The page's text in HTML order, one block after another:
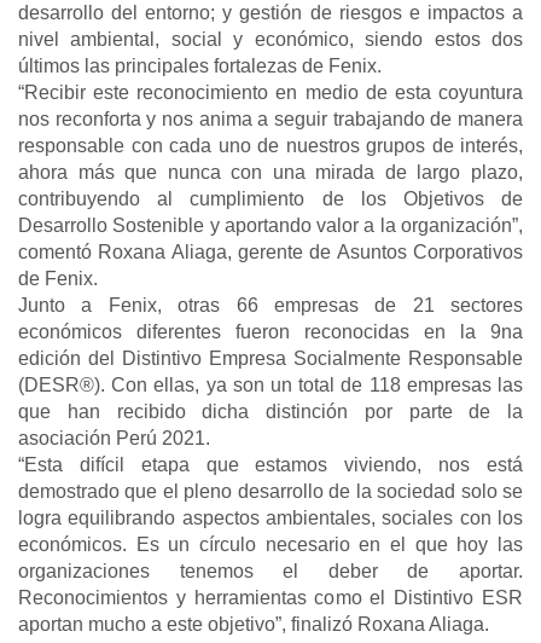
desarrollo del entorno; y gestión de riesgos e impactos a
nivel ambiental, social y económico, siendo estos dos
últimos las principales fortalezas de Fenix.
“Recibir este reconocimiento en medio de esta coyuntura
nos reconforta y nos anima a seguir trabajando de manera
responsable con cada uno de nuestros grupos de interés,
ahora más que nunca con una mirada de largo plazo,
contribuyendo al cumplimiento de los Objetivos de
Desarrollo Sostenible y aportando valor a la organización”,
comentó Roxana Aliaga, gerente de Asuntos Corporativos
de Fenix.
Junto a Fenix, otras 66 empresas de 21 sectores
económicos diferentes fueron reconocidas en la 9na
edición del Distintivo Empresa Socialmente Responsable
(DESR®). Con ellas, ya son un total de 118 empresas las
que han recibido dicha distinción por parte de la
asociación Perú 2021.
“Esta difícil etapa que estamos viviendo, nos está
demostrado que el pleno desarrollo de la sociedad solo se
logra equilibrando aspectos ambientales, sociales con los
económicos. Es un círculo necesario en el que hoy las
organizaciones tenemos el deber de aportar.
Reconocimientos y herramientas como el Distintivo ESR
aportan mucho a este objetivo”, finalizó Roxana Aliaga.